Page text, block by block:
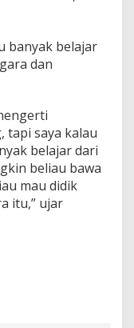
banyak belajar
dan
tapi saya kalau
belajar dari
beliau bawa
mau didik
itu,” ujar